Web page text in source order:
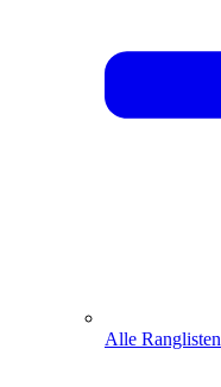
Alle Ranglisten